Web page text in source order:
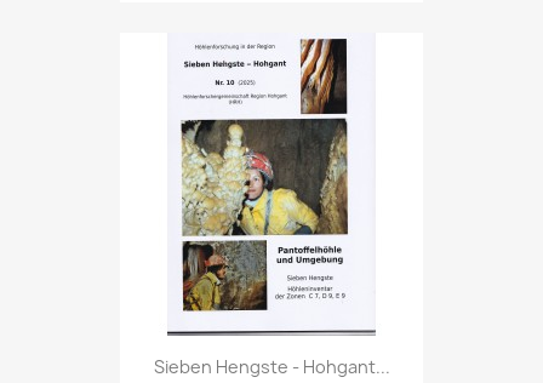
Sieben Hengste - Hohgant...